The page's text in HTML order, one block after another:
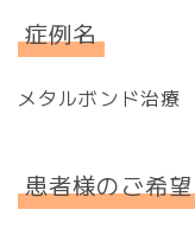
症例名
メタルボンド治療
患者様のご希望